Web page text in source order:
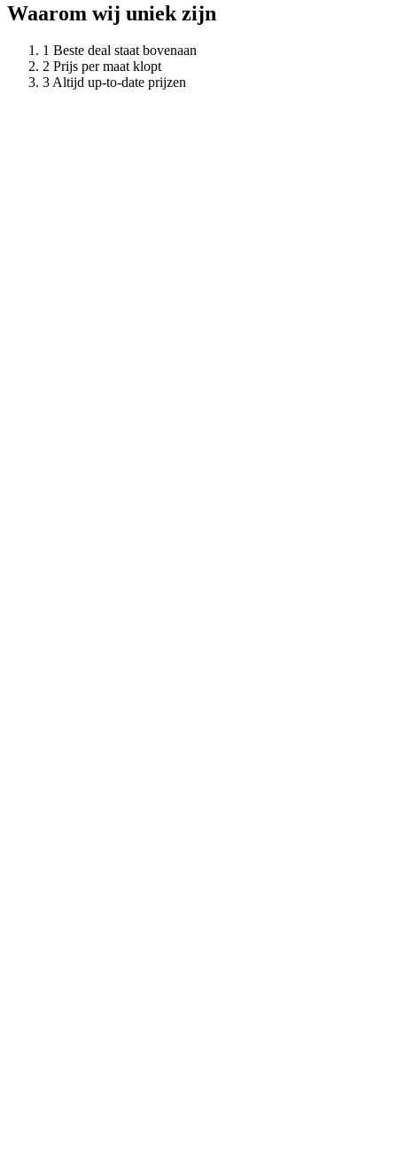
Waarom wij uniek zijn
Beste deal staat bovenaan
Prijs per maat klopt
Altijd up-to-date prijzen